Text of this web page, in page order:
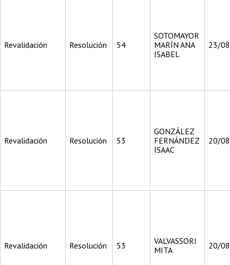
Revalidación Resolución 54
SOTOMAYOR
MARÍN ANA
ISABEL
23/
Revalidación Resolución 53
GONZÁLEZ
FERNÁNDEZ
ISAAC
20/
Revalidación Resolución 53
VALVASSORI
MITA
20/